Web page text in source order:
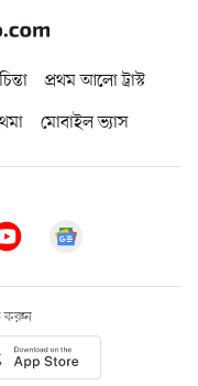
প্রথম আলো ট্রাস্ট
মোবাইল ভ্যাস
করুন